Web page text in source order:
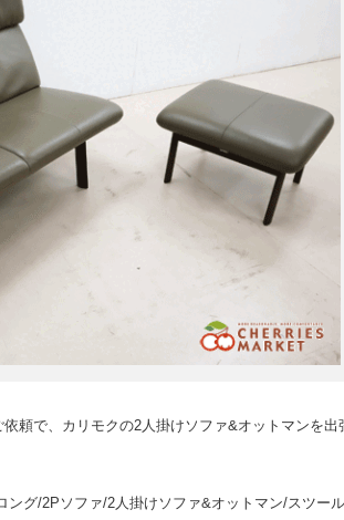
頼で、カリモクの2人掛けソファ&オットマンを出
ング/2Pソファ/2人掛けソファ&オットマン/スツール